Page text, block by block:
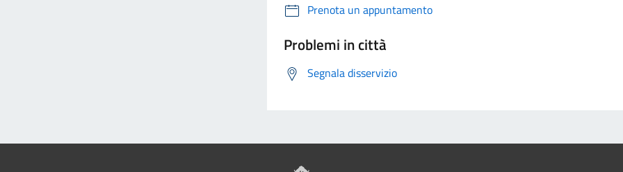
Prenota un appuntamento
Problemi in città
Segnala disservizio